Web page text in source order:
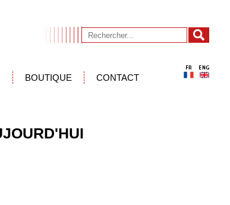
BOUTIQUE CONTACT